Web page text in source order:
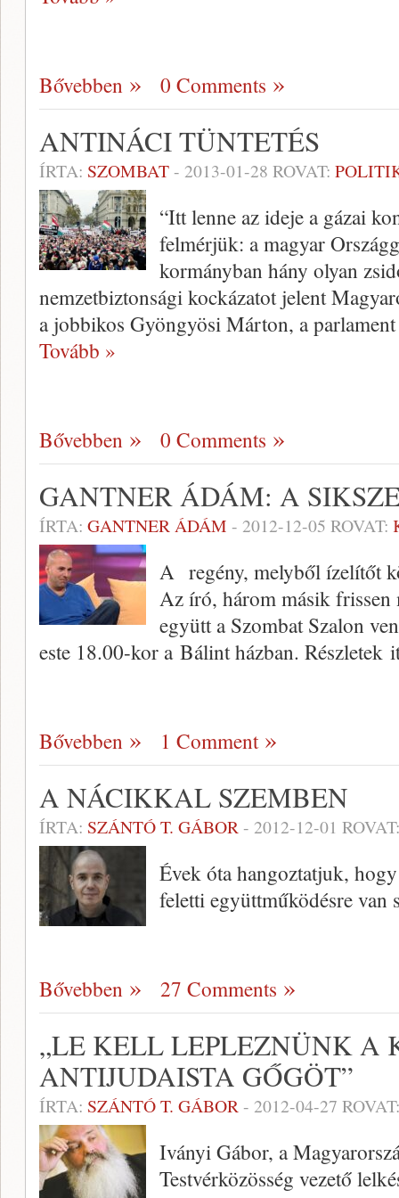
Bővebben 0 Comments
ANTINÁCI TÜNTETÉS
ÍRTA: SZOMBAT- 2013-01-28 ROVAT:
“Itt lenne az ideje a gázai
felmérjük: a magyar
kormányban hány olyan
nemzetbiztonsági kockázatot jelent
a jobbikos Gyöngyösi Márton, a
Tovább »
Bővebben 0 Comments
GANTNER ÁDÁM: A
ÍRTA: GANTNER ÁDÁM - 2012-12-05 ROVAT:
A regény, melyből ízelítőt
Az író, három másik frissen
együtt a Szombat Szalon
este 18.00-kor a Bálint házban. Részletek
Bővebben 1 Comment
A NÁCIKKAL SZEMBEN
ÍRTA: SZÁNTÓ T. GÁBOR- 2012-12-01
Évek óta hangoztatjuk,
feletti együttműködésre van
Bővebben 27 Comments
„LE KELL LEPLEZNÜNK A
ANTIJUDAISTA GŐGÖT”
ÍRTA: SZÁNTÓ T. GÁBOR- 2012-04-27
Iványi Gábor, a
Testvérközösség vezető